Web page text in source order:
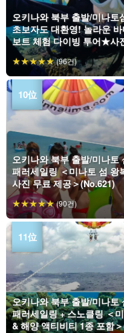
오키나와 북부 출발/미나
초보자도 대환영! 놀라운
보트 체험 다이빙 투어★사
(96건)
오키나와 북부 출발/미나
패러세일링 ＜미나토 섬 왕
사진 무료 제공＞(No.621)
(90건)
오키나와 북부 출발/미나
패러세일링 + 스노클링 ＜
& 해양 액티비티 1종 포함